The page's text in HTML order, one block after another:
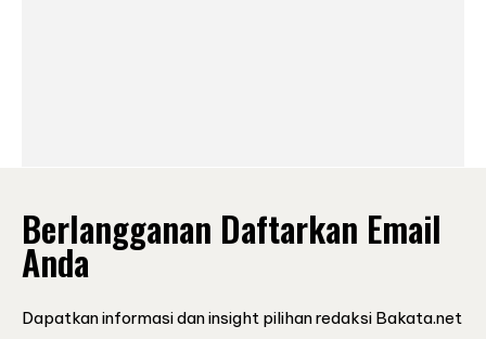
Berlangganan Daftarkan Email
Anda
Dapatkan informasi dan insight pilihan redaksi Bakata.net